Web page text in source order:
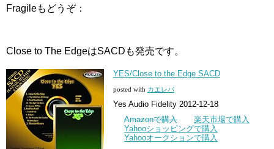
Fragileもどうぞ：
Close to The EdgeはSACDも発売です。
YES/Close to the Edge SACD
posted with カエレバ
Yes Audio Fidelity 2012-12-18
Amazonで購入
楽天市場で購入
Yahooショッピングで購入
Yahooオークションで購入